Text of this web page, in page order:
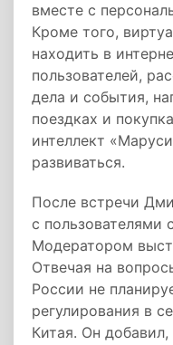
вместе с
Кроме того,
находить в
пользователей,
дела и события,
поездках и
интеллект
развиваться.
После встречи
с пользователями
Модератором
Отвечая на
России не
регулирования в
Китая. Он